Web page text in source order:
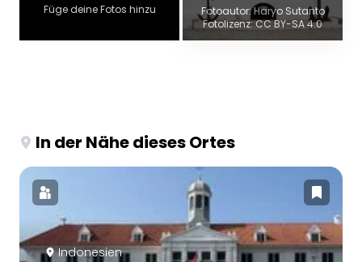
Füge deine Fotos hinzu
Fotoautor: Haryo Sutanto
Fotolizenz: CC BY-SA 4.0
In der Nähe dieses Ortes
Indonesien